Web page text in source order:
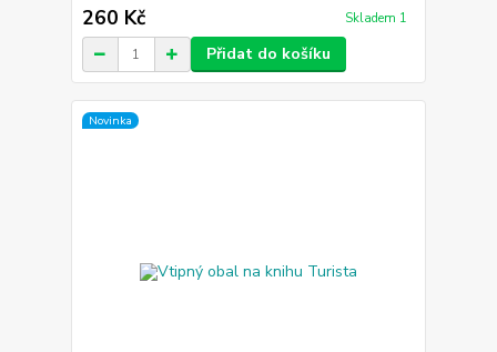
260 Kč Skladem 1
Přidat do košíku
Novinka